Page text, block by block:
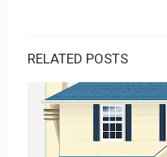
RELATED POSTS